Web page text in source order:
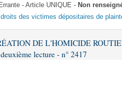
- Article UNIQUE - Non
des victimes dépositaires de
DE L'HOMICIDE
lecture - n° 2417